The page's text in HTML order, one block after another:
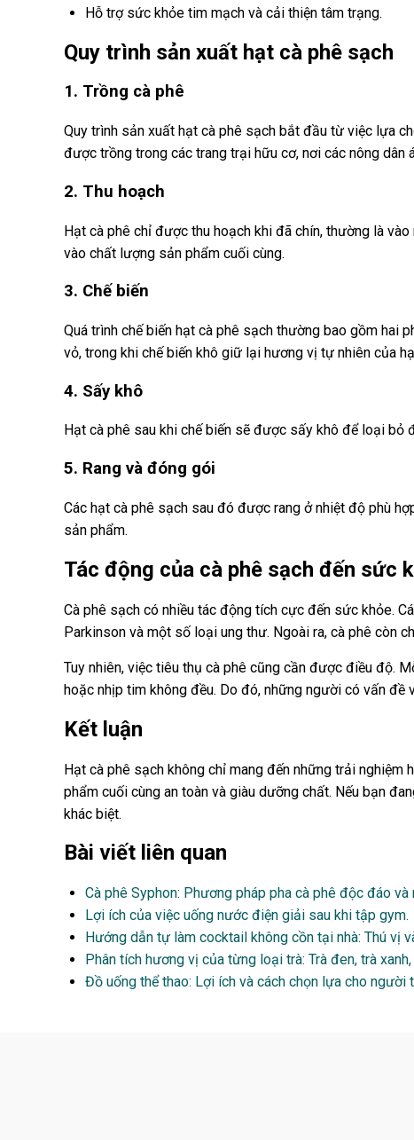
Hỗ trợ sức khỏe tim mạch và cải thiện tâm trạng.
Quy trình sản xuất hạt cà phê sạch
1. Trồng cà phê
Quy trình sản xuất hạt cà phê sạch bắt đầu từ việc lựa
được trồng trong các trang trại hữu cơ, nơi các nông dân
2. Thu hoạch
Hạt cà phê chỉ được thu hoạch khi đã chín, thường là
vào chất lượng sản phẩm cuối cùng.
3. Chế biến
Quá trình chế biến hạt cà phê sạch thường bao gồm hai
vỏ, trong khi chế biến khô giữ lại hương vị tự nhiên của
4. Sấy khô
Hạt cà phê sau khi chế biến sẽ được sấy khô để loại
5. Rang và đóng gói
Các hạt cà phê sạch sau đó được rang ở nhiệt độ phù
sản phẩm.
Tác động của cà phê sạch đến sức
Cà phê sạch có nhiều tác động tích cực đến sức khỏe.
Parkinson và một số loại ung thư. Ngoài ra, cà phê còn
Tuy nhiên, việc tiêu thụ cà phê cũng cần được điều độ.
hoặc nhịp tim không đều. Do đó, những người có vấn
Kết luận
Hạt cà phê sạch không chỉ mang đến những trải
phẩm cuối cùng an toàn và giàu dưỡng chất. Nếu bạn
khác biệt.
Bài viết liên quan
Cà phê Syphon: Phương pháp pha cà phê độc đáo và
Lợi ích của việc uống nước điện giải sau khi tập gym.
Hướng dẫn tự làm cocktail không cồn tại nhà: Thú vị
Phân tích hương vị của từng loại trà: Trà đen, trà
Đồ uống thể thao: Lợi ích và cách chọn lựa cho người